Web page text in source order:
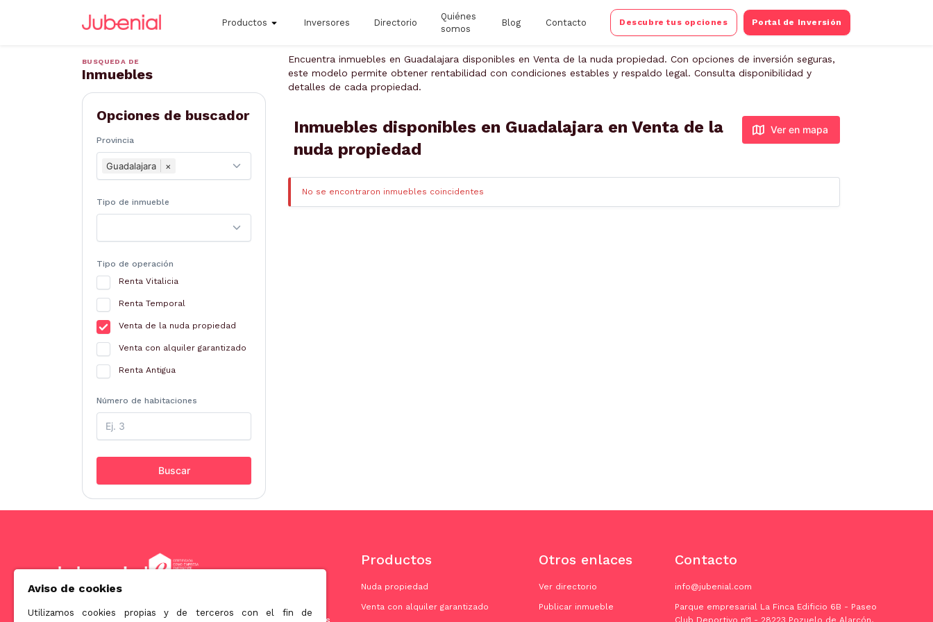
Productos Inversores Directorio
Quiénes
somos
Blog Contacto Descubre tus opciones Portal de Inversión
BUSQUEDA DE
Inmuebles
Opciones de buscador
Provincia
Guadalajara ×
Tipo de inmueble
Tipo de operación
Renta Vitalicia
Renta Temporal
Venta de la nuda propiedad
Venta con alquiler garantizado
Renta Antigua
Número de habitaciones
Buscar
Encuentra inmuebles en Guadalajara disponibles en Venta de la nuda propiedad. Con opciones de inversión seguras,
este modelo permite obtener rentabilidad con condiciones estables y respaldo legal. Consulta disponibilidad y
detalles de cada propiedad.
Inmuebles disponibles en Guadalajara en Venta de la
nuda propiedad
Ver en mapa
No se encontraron inmuebles coincidentes
Productos
Nuda propiedad
Venta con alquiler garantizado
Otros enlaces
Ver directorio
Publicar inmueble
Contacto
info@jubenial.com
Parque empresarial La Finca Edificio 6B - Paseo
Club Deportivo nº1 - 28223 Pozuelo de Alarcón,
Aviso de cookies
Utilizamos cookies propias y de terceros con el fin de